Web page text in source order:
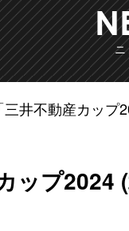
三井不動産カッ
ップ